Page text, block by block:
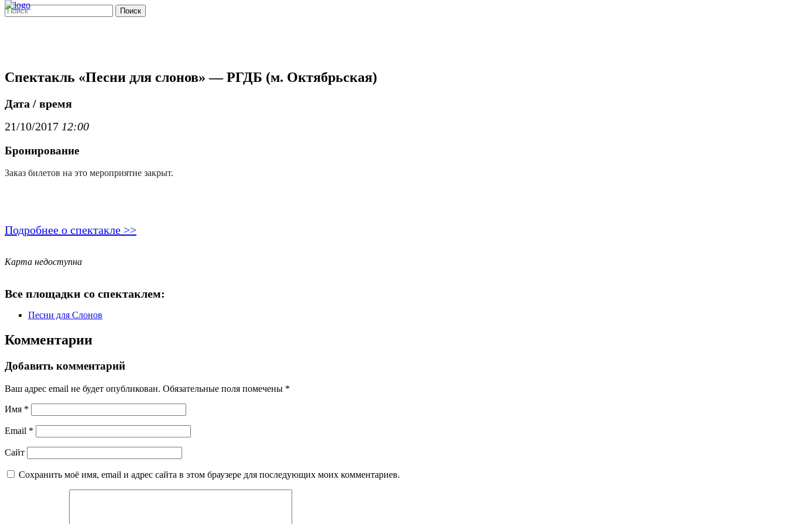
Поиск
Спектакль «Песни для слонов» — РГДБ (м. Октябрьская)
Дата / время
21/10/2017 12:00
Бронирование
Заказ билетов на это мероприятие закрыт.
Подробнее о спектакле >>
Карта недоступна
Все площадки со спектаклем:
Песни для Слонов
Комментарии
Добавить комментарий
Ваш адрес email не будет опубликован. Обязательные поля помечены *
Имя *
Email *
Сайт
Сохранить моё имя, email и адрес сайта в этом браузере для последующих моих комментариев.